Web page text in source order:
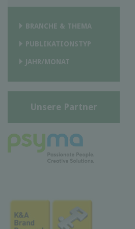
BRANCHE & THEMA
PUBLIKATIONSTYP
JAHR/MONAT
Unsere Partner